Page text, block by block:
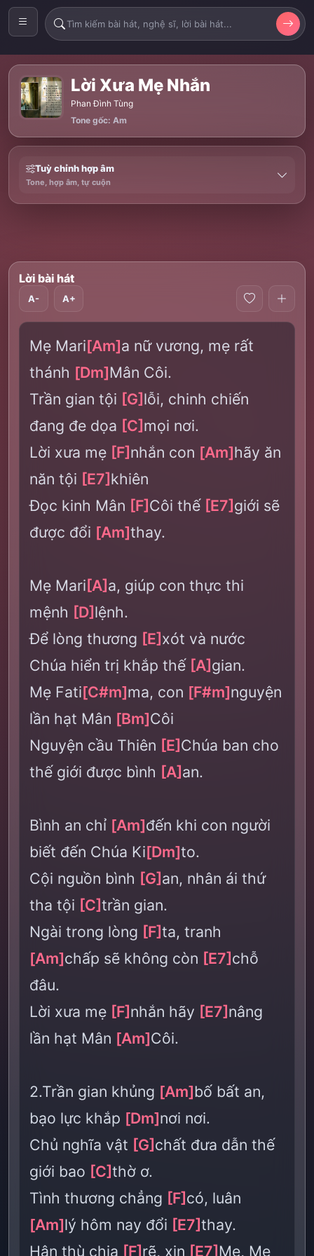
Lời Xưa Mẹ Nhắn
Phan Đình Tùng
Tone gốc: Am
Tuỳ chỉnh hợp âm
Tone, hợp âm, tự cuộn
Lời bài hát
A- A+
Mẹ Mari[Am]a nữ vương, mẹ rất
thánh [Dm]Mân Côi.
Trần gian tội [G]lỗi, chinh chiến
đang đe dọa [C]mọi nơi.
Lời xưa mẹ [F]nhắn con [Am]hãy ăn
năn tội [E7]khiên
Đọc kinh Mân [F]Côi thế [E7]giới sẽ
được đổi [Am]thay.
Mẹ Mari[A]a, giúp con thực thi
mệnh [D]lệnh.
Để lòng thương [E]xót và nước
Chúa hiển trị khắp thế [A]gian.
Mẹ Fati[C#m]ma, con [F#m]nguyện
lần hạt Mân [Bm]Côi
Nguyện cầu Thiên [E]Chúa ban cho
thế giới được bình [A]an.
Bình an chỉ [Am]đến khi con người
biết đến Chúa Ki[Dm]to.
Cội nguồn bình [G]an, nhân ái thứ
tha tội [C]trần gian.
Ngài trong lòng [F]ta, tranh
[Am]chấp sẽ không còn [E7]chỗ
đâu.
Lời xưa mẹ [F]nhắn hãy [E7]nâng
lần hạt Mân [Am]Côi.
2.Trần gian khủng [Am]bố bất an,
bạo lực khắp [Dm]nơi nơi.
Chủ nghĩa vật [G]chất đưa dẫn thế
giới bao [C]thờ ơ.
Tình thương chẳng [F]có, luân
[Am]lý hôm nay đổi [E7]thay.
Hận thù chia [F]rẽ, xin [E7]Mẹ, Mẹ